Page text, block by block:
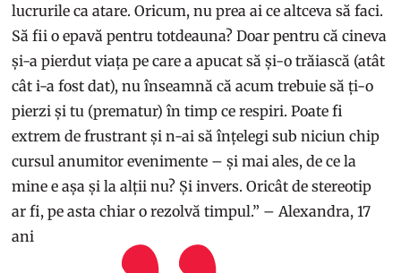
lucrurile ca atare. Oricum, nu prea ai ce altceva să faci.
Să fii o epavă pentru totdeauna? Doar pentru că cineva
și-a pierdut viața pe care a apucat să și-o trăiască (atât
cât i-a fost dat), nu înseamnă că acum trebuie să ți-o
pierzi și tu (prematur) în timp ce respiri. Poate fi
extrem de frustrant și n-ai să înțelegi sub niciun chip
cursul anumitor evenimente – și mai ales, de ce la
mine e așa și la alții nu? Și invers. Oricât de stereotip
ar fi, pe asta chiar o rezolvă timpul.” – Alexandra, 17
ani